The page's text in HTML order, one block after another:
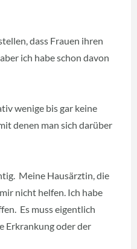
dass Frauen ihren
ich habe schon davon
wenige bis gar keine
denen man sich darüber
Meine Hausärztin, die
nicht helfen. Ich habe
Es muss eigentlich
Erkrankung oder der